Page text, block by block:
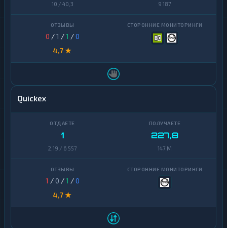
10 / 40,3 9 187
0 /1 /1 /0
4,7 ★
Quickex
1
2,19 / 6 557
227,8
147 M
1 / 0 /1 /0
4,7 ★